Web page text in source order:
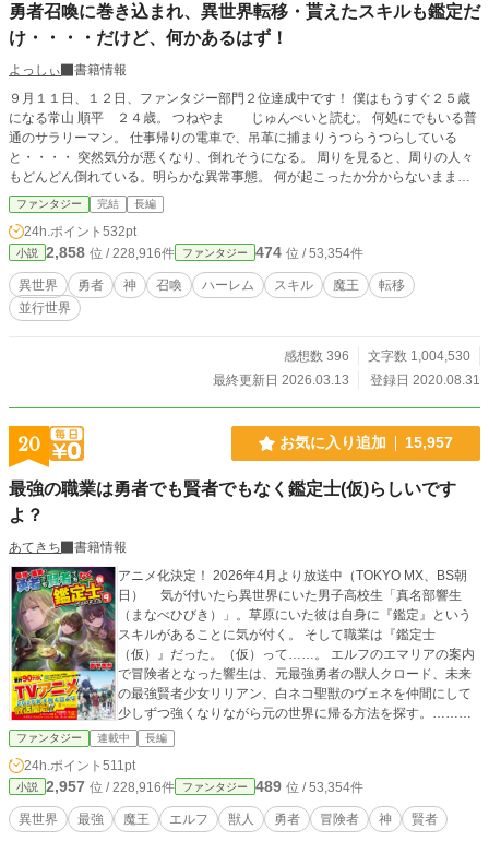
勇者召喚に巻き込まれ、異世界転移・貰えたスキルも鑑定だ
け・・・・だけど、何かあるはず！
よっしぃ
書籍情報
９月１１日、１２日、ファンタジー部門２位達成中です！ 僕はもうすぐ２５歳
になる常山 順平 ２４歳。 つねやま じゅんぺいと読む。 何処にでもいる普
通のサラリーマン。 仕事帰りの電車で、吊革に捕まりうつらうつらしている
と・・・・ 突然気分が悪くなり、倒れそうになる。 周りを見ると、周りの人々
もどんどん倒れている。明らかな異常事態。 何が起こったか分からないまま、
気を失う。 気が付けば電車ではなく、どこかの建物。 周りにも人が倒れてい
る。 僕と同じようなリーマンから、数人の女子高生や男子学生、仕事帰りの若
い女性や、定年近いおっさんとか。 気が付けば誰かがしゃべってる。 どうやら
よくある勇者召喚とやらが行われ、たまたま僕は異世界転移に巻き込まれたよう
だ。 そして・・・・帰るには、魔王を倒してもらう必要がある・・・・と。 想
定外の人数がやって来たらしく、渡すギフト・・・・スキルらしいけど、それも
数が限られていて、勇者として召喚した人以外、つまり巻き込まれて転移したそ
本に戻るには、勇者が魔王を倒すしかなく、それを待つのもよし、自ら勇者に協
ンク、格、強さがバラバラで・・・・ より良いスキルは早い者勝ち。 我も我も
と群がる人々。 そんな中突き飛ばされて倒れる１人の女性が。 僕はその女性を
助け・・・同じように突き飛ばされ、またもや気を失う。 気が付けば２人だけ
になっていて・・・・ スキルも２つしか残っていない。 一つは鑑定。 もう一つ
は家事全般。 両方とも微妙だ・・・・ 彼女の名は才村 友郁 さいむら ゆか。
２３歳。 今年社会人になりたて。 取り残された２人が、すったもんだで生き残
ファンタジー 完結 長編
24h.ポイント 532pt
小説 2,858 位 / 228,916件 ファンタジー 474 位 / 53,354件
異世界 勇者 神 召喚 ハーレム スキル 魔王
転移
並行世界
感想数 396
文字数 1,004,530
最終更新日 2026.03.13
登録日 2020.08.31
20 お気に入り追加 15,957
最強の職業は勇者でも賢者でもなく鑑定士(仮)らしいです
よ？
あてきち
書籍情報
アニメ化決定！ 2026年4月より放送中（TOKYO MX、BS朝
日） 気が付いたら異世界にいた男子高校生「真名部響生
（まなべひびき）」。草原にいた彼は自身に『鑑定』という
スキルがあることに気が付く。 そして職業は『鑑定士
（仮）』だった。（仮）って……。 エルフのエマリアの案内
で冒険者となった響生は、元最強勇者の獣人クロード、未来
の最強賢者少女リリアン、白ネコ聖獣のヴェネを仲間にして
少しずつ強くなりながら元の世界に帰る方法を探す。……
が、巻き込まれ系主人公は自分の意思とは関係ないところで
面倒ごとに関わっていろいろ大変です。 4人の勇者、7人の賢
者、8人の魔王、そして11人の神様がいる異世界から、彼は
無事に元の世界に帰還できるのか？ あと、タイトル通り最
強になる日は来るのか!? 【注意】 この作品はＢＬではありま
せんが、一部ＢＬ風味な表現があります。一時的に主人公が
ファンタジー 連載中 長編
24h.ポイント 511pt
小説 2,957 位 / 228,916件 ファンタジー 489 位 / 53,354件
異世界 最強 魔王 エルフ 獣人 勇者 冒険者 神 賢者